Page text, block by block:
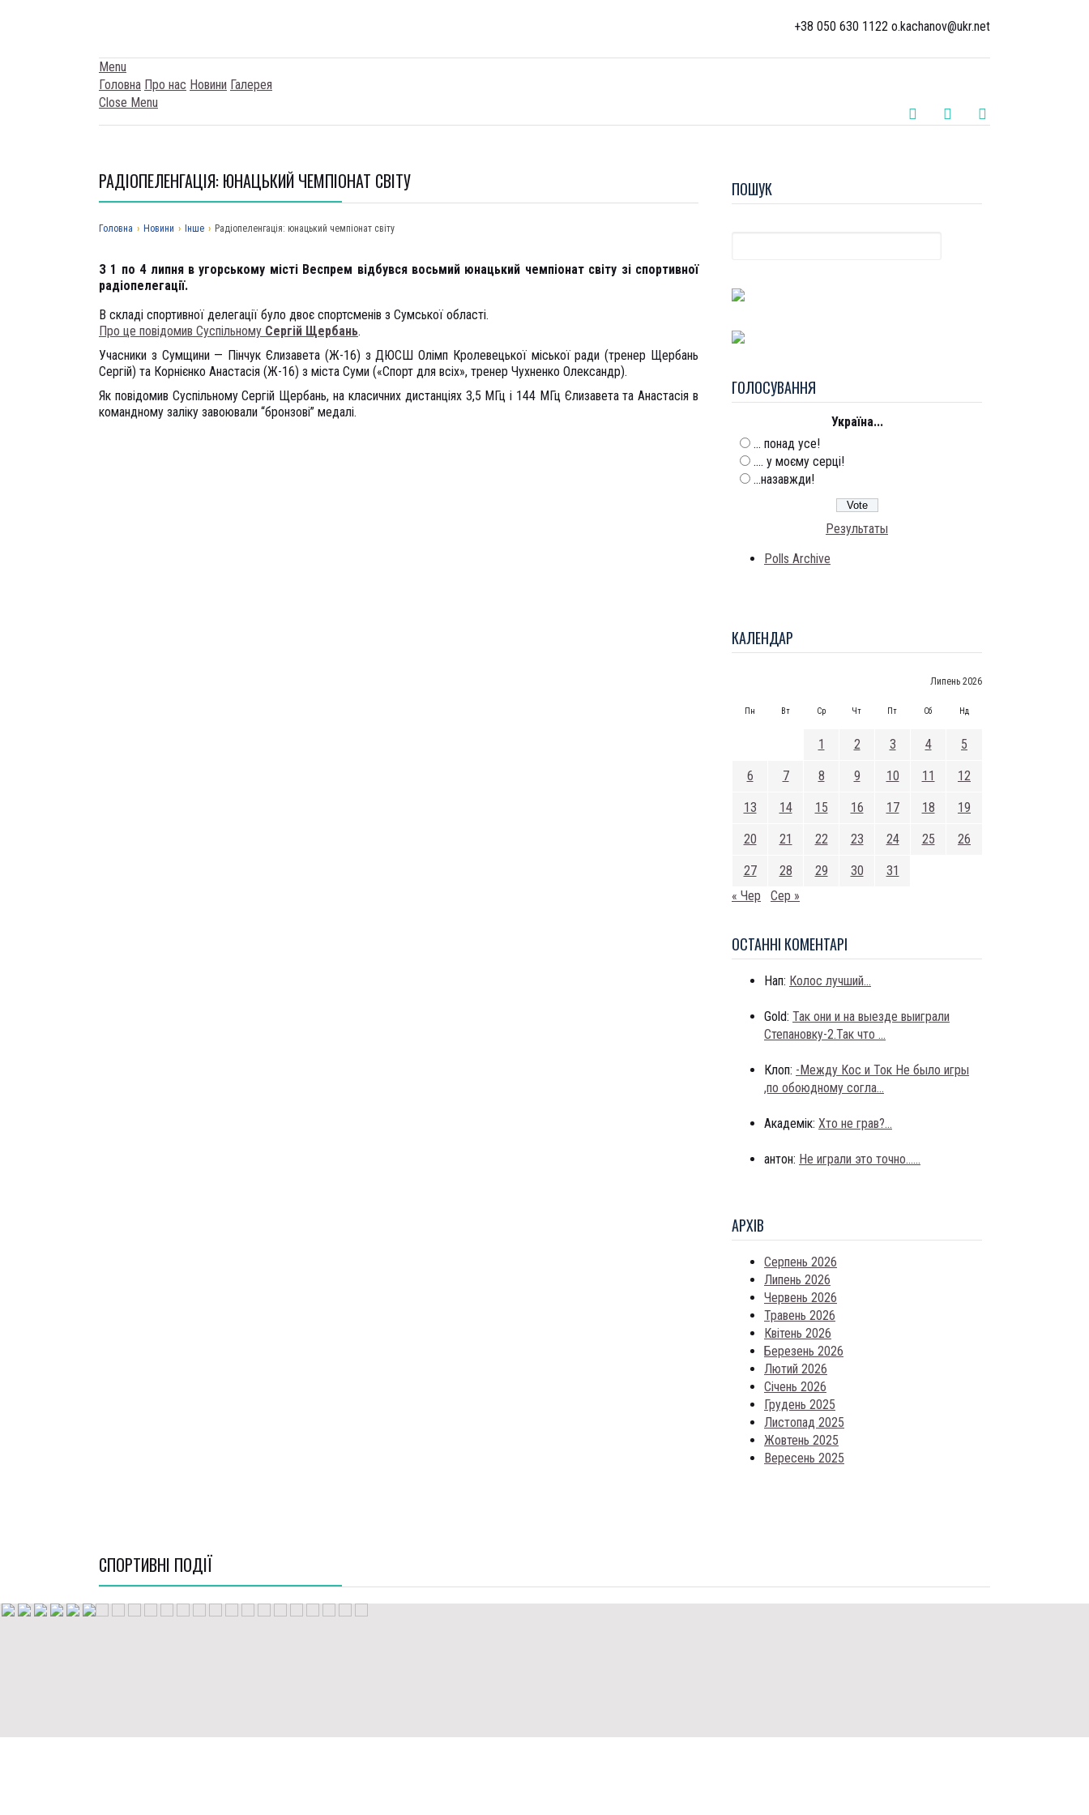
+38 050 630 1122 o.kachanov@ukr.net
Menu
Головна Про нас Новини Галерея
Close Menu
ПОШУК
ГОЛОСУВАННЯ
Україна...
... понад усе!
.... у моєму серці!
...назавжди!
Результаты
Polls Archive
КАЛЕНДАР
Липень 2026
Пн Вт Ср Чт Пт Сб Нд
1 2 3 4 5
6 7 8 9 10 11 12
13 14 15 16 17 18 19
20 21 22 23 24 25 26
27 28 29 30
31
« Чер
Сер »
ОСТАННI КОМЕНТАРI
Нап: Колос лучший...
Gold: Так они и на выезде выиграли
Степановку-2.Так что ...
Клоп: -Между Кос и Ток Не было игры
,по обоюдному согла...
Академік: Хто не грав?...
антон: Не играли это точно......
АРХIВ
Серпень 2026
Липень 2026
Червень 2026
Травень 2026
Квітень 2026
Березень 2026
Лютий 2026
Січень 2026
Грудень 2025
Листопад 2025
Жовтень 2025
Вересень 2025
РАДІОПЕЛЕНГАЦІЯ: ЮНАЦЬКИЙ ЧЕМПІОНАТ СВІТУ
Головна › Новини › Iнше › Радіопеленгація: юнацький чемпіонат світу
З 1 по 4 липня в угорському місті Веспрем відбувся восьмий юнацький чемпіонат світу зі спортивної
радіопелегації.
В складі спортивної делегації було двоє спортсменів з Сумської області.
Про це повідомив Суспільному Сергій Щербань.
Учасники з Сумщини — Пінчук Єлизавета (Ж-16) з ДЮСШ Олімп Кролевецької міської ради (тренер Щербань
Сергій) та Корнієнко Анастасія (Ж-16) з міста Суми («Спорт для всіх», тренер Чухненко Олександр).
Як повідомив Суспільному Сергій Щербань, на класичних дистанціях 3,5 МГц і 144 МГц Єлизавета та Анастасія в
командному заліку завоювали “бронзові” медалі.
СПОРТИВНI ПОДІЇ